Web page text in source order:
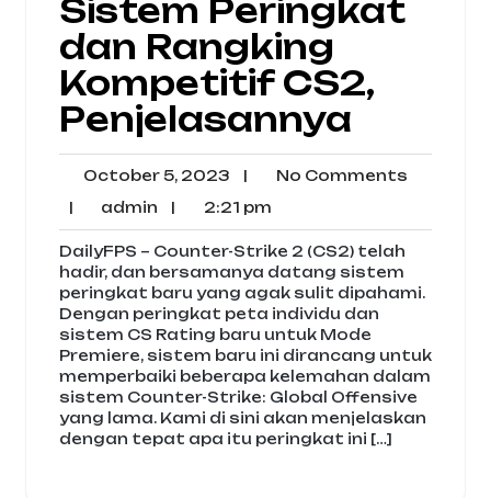
Sistem Peringkat
dan Rangking
Kompetitif CS2,
Penjelasannya
October 5, 2023 October
2023
| No CommentsNo
| admin admin
| 2:21 pm2:21
pm
DailyFPS – Counter-Strike 2 (CS2) telah
hadir, dan bersamanya datang sistem
peringkat baru yang agak sulit dipahami.
Dengan peringkat peta individu dan
sistem CS Rating baru untuk Mode
Premiere, sistem baru ini dirancang untuk
memperbaiki beberapa kelemahan dalam
sistem Counter-Strike: Global Offensive
yang lama. Kami di sini akan menjelaskan
dengan tepat apa itu peringkat ini […]